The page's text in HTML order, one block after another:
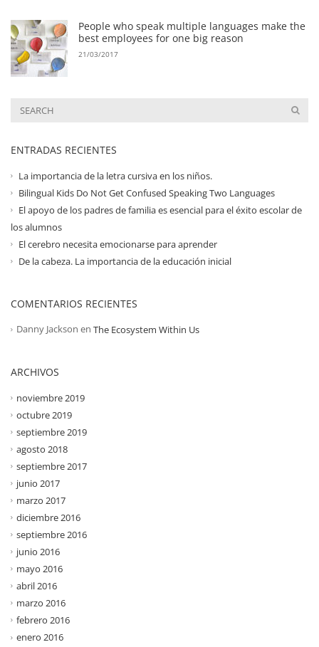
People who speak multiple languages make the
best employees for one big reason
21/03/2017
ENTRADAS RECIENTES
La importancia de la letra cursiva en los niños.
Bilingual Kids Do Not Get Confused Speaking Two Languages
El apoyo de los padres de familia es esencial para el éxito escolar de
los alumnos
El cerebro necesita emocionarse para aprender
De la cabeza. La importancia de la educación inicial
COMENTARIOS RECIENTES
Danny Jackson en The Ecosystem Within Us
ARCHIVOS
noviembre 2019
octubre 2019
septiembre 2019
agosto 2018
septiembre 2017
junio 2017
marzo 2017
diciembre 2016
septiembre 2016
junio 2016
mayo 2016
abril 2016
marzo 2016
febrero 2016
enero 2016